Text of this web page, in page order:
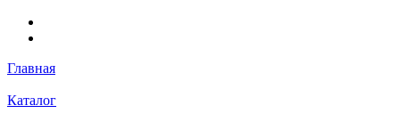
Главная
Каталог